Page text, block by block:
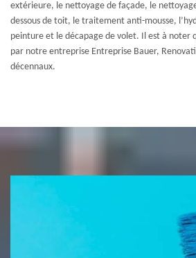
extérieure, le nettoyage de façade, le
dessous de toit, le traitement anti-mousse,
peinture et le décapage de volet. Il est à noter
par notre entreprise Entreprise Bauer,
décennaux.